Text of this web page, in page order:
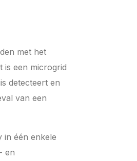
met het
is een microgrid
detecteert en
van een
in één enkele
en